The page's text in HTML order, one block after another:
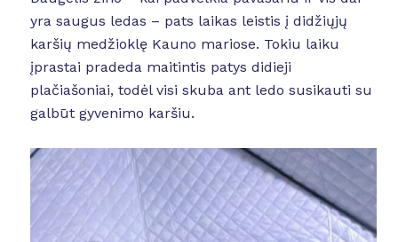
yra saugus ledas – pats laikas leistis į didžiųjų
karšių medžioklę Kauno mariose. Tokiu laiku
įprastai pradeda maitintis patys didieji
plačiašoniai, todėl visi skuba ant ledo susikauti su
galbūt gyvenimo karšiu.